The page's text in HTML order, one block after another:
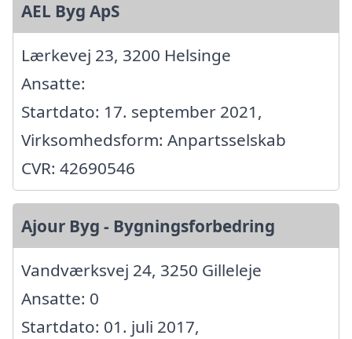
AEL Byg ApS
Lærkevej 23, 3200 Helsinge
Ansatte:
Startdato: 17. september 2021,
Virksomhedsform: Anpartsselskab
CVR: 42690546
Ajour Byg - Bygningsforbedring
Vandværksvej 24, 3250 Gilleleje
Ansatte: 0
Startdato: 01. juli 2017,